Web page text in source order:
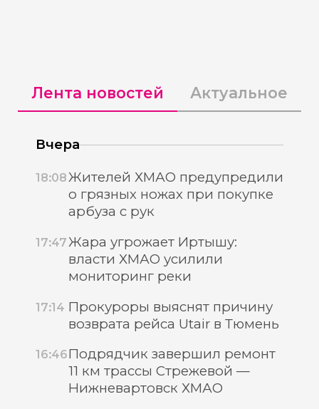
Лента новостей Актуальное
Вчера
18:08Жителей ХМАО предупредили
о грязных ножах при покупке
арбуза с рук
17:47Жара угрожает Иртышу:
власти ХМАО усилили
мониторинг реки
17:14 Прокуроры выяснят причину
возврата рейса Utair в Тюмень
16:46Подрядчик завершил ремонт
11 км трассы Стрежевой —
Нижневартовск ХМАО